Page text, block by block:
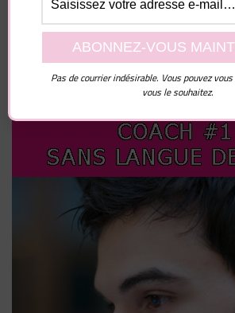
Pas de courrier indésirable. Vous pouvez
vous le souhaitez.